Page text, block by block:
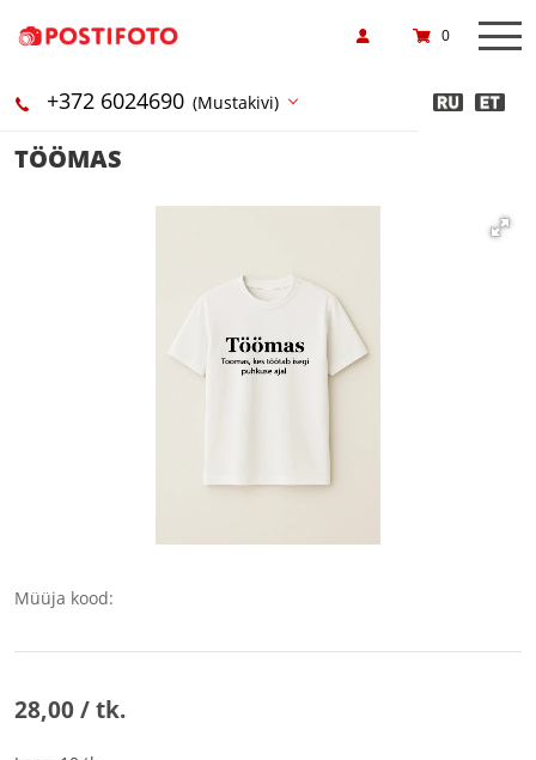
+372 6024690 (Mustakivi)
0
TÖÖMAS
Müüja kood:
28,00 / tk.